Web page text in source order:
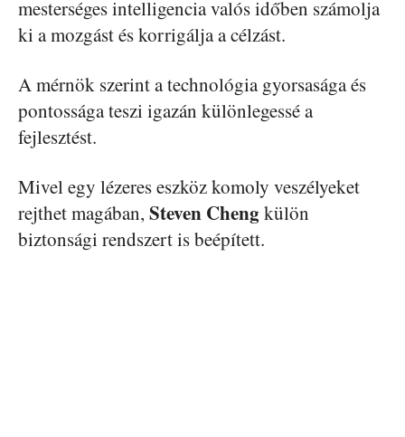
mesterséges intelligencia valós időben számolja
ki a mozgást és korrigálja a célzást.
A mérnök szerint a technológia gyorsasága és
pontossága teszi igazán különlegessé a
fejlesztést.
Mivel egy lézeres eszköz komoly veszélyeket
rejthet magában, Steven Chengkülön
biztonsági rendszert is beépített.